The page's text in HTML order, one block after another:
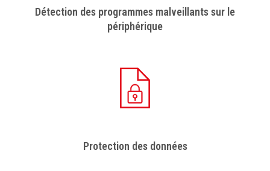
Détection des programmes malveillants sur le
périphérique
Protection des données